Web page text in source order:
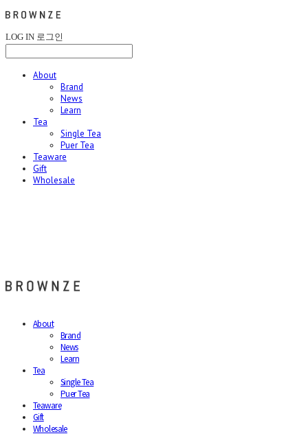
LOG IN 로그인
About
Brand
News
Learn
Tea
Single Tea
Puer Tea
Teaware
Gift
Wholesale
About
Brand
News
Learn
Tea
Single Tea
Puer Tea
Teaware
Gift
Wholesale